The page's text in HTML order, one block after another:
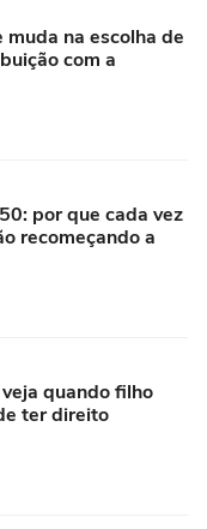
muda na escolha de
com a
por que cada vez
recomeçando a
quando filho
ter direito